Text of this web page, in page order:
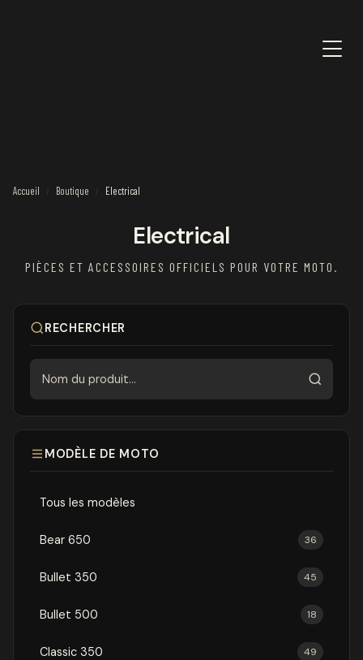
Accueil / Boutique / Electrical
Electrical
PIÈCES ET ACCESSOIRES OFFICIELS POUR VOTRE MOTO.
RECHERCHER
MODÈLE DE MOTO
Tous les modèles
Bear 650 36
Bullet 350 45
Bullet 500 18
Classic 350 49